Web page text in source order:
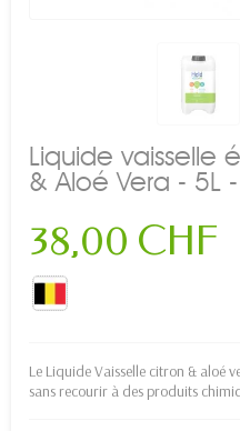
Liquide vaisselle
& Aloé Vera - 5L
38,00 CHF
Le Liquide Vaisselle citron & aloé
sans recourir à des produits